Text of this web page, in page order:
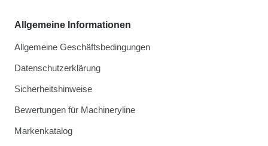
Allgemeine Informationen
Allgemeine Geschäftsbedingungen
Datenschutzerklärung
Sicherheitshinweise
Bewertungen für Machineryline
Markenkatalog